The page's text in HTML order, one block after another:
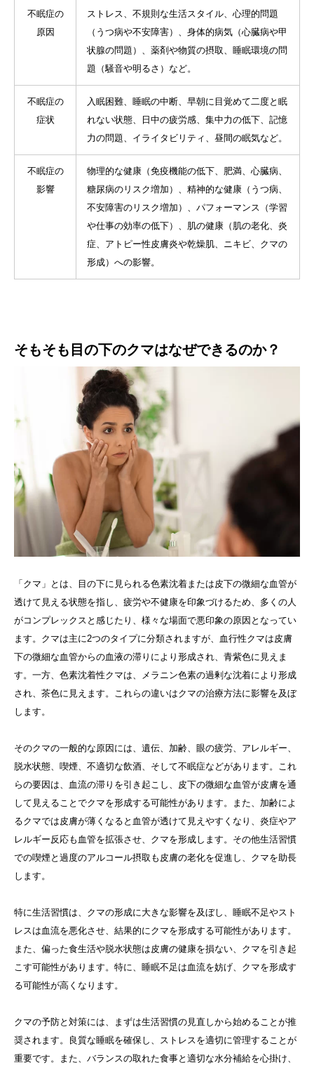
不眠症の
原因
ストレス、不規則な生活スタイル、心理的問題
（うつ病や不安障害）、身体的病気（心臓病や甲
状腺の問題）、薬剤や物質の摂取、睡眠環境の問
題（騒音や明るさ）など。
不眠症の
症状
入眠困難、睡眠の中断、早朝に目覚めて二度と眠
れない状態、日中の疲労感、集中力の低下、記憶
力の問題、イライタビリティ、昼間の眠気など。
不眠症の
影響
物理的な健康（免疫機能の低下、肥満、心臓病、
糖尿病のリスク増加）、精神的な健康（うつ病、
不安障害のリスク増加）、パフォーマンス（学習
や仕事の効率の低下）、肌の健康（肌の老化、炎
症、アトピー性皮膚炎や乾燥肌、ニキビ、クマの
形成）への影響。
そもそも目の下のクマはなぜできるのか？
「クマ」とは、目の下に見られる色素沈着または皮下の微細な血管が
透けて見える状態を指し、疲労や不健康を印象づけるため、多くの人
がコンプレックスと感じたり、様々な場面で悪印象の原因となってい
ます。クマは主に2つのタイプに分類されますが、血行性クマは皮膚
下の微細な血管からの血液の滞りにより形成され、青紫色に見えま
す。一方、色素沈着性クマは、メラニン色素の過剰な沈着により形成
され、茶色に見えます。これらの違いはクマの治療方法に影響を及ぼ
します。
そのクマの一般的な原因には、遺伝、加齢、眼の疲労、アレルギー、
脱水状態、喫煙、不適切な飲酒、そして不眠症などがあります。これ
らの要因は、血流の滞りを引き起こし、皮下の微細な血管が皮膚を通
して見えることでクマを形成する可能性があります。また、加齢によ
るクマでは皮膚が薄くなると血管が透けて見えやすくなり、炎症やア
レルギー反応も血管を拡張させ、クマを形成します。その他生活習慣
での喫煙と過度のアルコール摂取も皮膚の老化を促進し、クマを助長
します。
特に生活習慣は、クマの形成に大きな影響を及ぼし、睡眠不足やスト
レスは血流を悪化させ、結果的にクマを形成する可能性があります。
また、偏った食生活や脱水状態は皮膚の健康を損ない、クマを引き起
こす可能性があります。特に、睡眠不足は血流を妨げ、クマを形成す
る可能性が高くなります。
クマの予防と対策には、まずは生活習慣の見直しから始めることが推
奨されます。良質な睡眠を確保し、ストレスを適切に管理することが
重要です。また、バランスの取れた食事と適切な水分補給を心掛け、